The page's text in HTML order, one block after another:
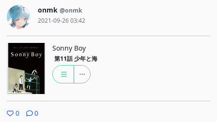
onmk @onmk
2021-09-26 03:42
Sonny Boy
第11話 少年と海
0 0